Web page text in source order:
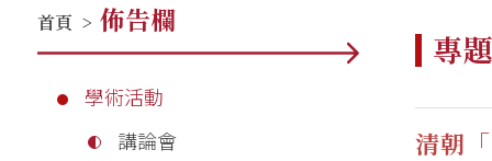
首頁 > 佈告欄
學術活動
講論會
專
清朝